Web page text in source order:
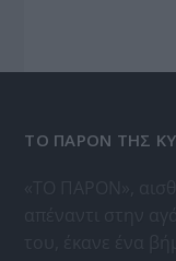
ΤΟ ΠΑΡΟΝ ΤΗΣ